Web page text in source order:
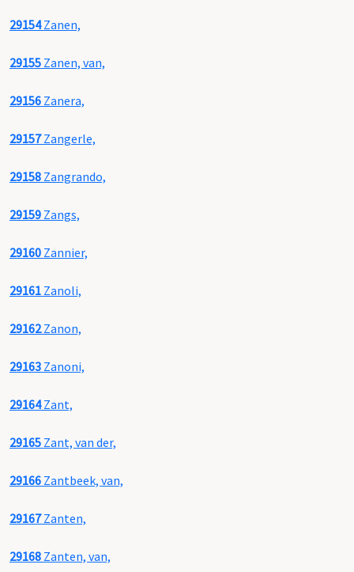
29154Zanen,
29155 Zanen, van,
29156 Zanera,
29157Zangerle,
29158 Zangrando,
29159 Zangs,
29160 Zannier,
29161 Zanoli,
29162Zanon,
29163 Zanoni,
29164Zant,
29165 Zant, van der,
29166 Zantbeek, van,
29167Zanten,
29168 Zanten, van,